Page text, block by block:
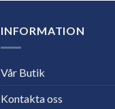
INFORMATION
Vår Butik
Kontakta oss